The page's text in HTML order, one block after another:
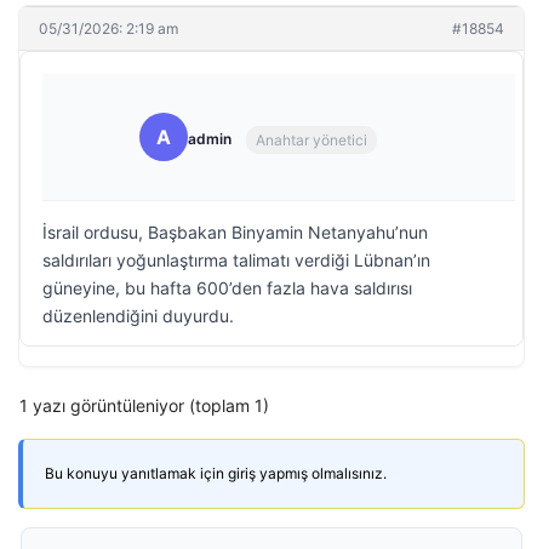
05/31/2026: 2:19 am #18854
A admin Anahtar yönetici
İsrail ordusu, Başbakan Binyamin Netanyahu’nun
saldırıları yoğunlaştırma talimatı verdiği Lübnan’ın
güneyine, bu hafta 600’den fazla hava saldırısı
düzenlendiğini duyurdu.
1 yazı görüntüleniyor (toplam 1)
Bu konuyu yanıtlamak için giriş yapmış olmalısınız.